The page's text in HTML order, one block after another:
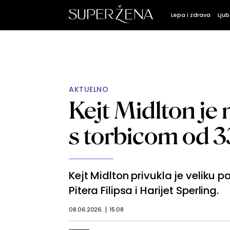
Lepa i zdrava
AKTUELNO
Kejt Midlton je
s torbicom od
Kejt Midlton privukla je veliku
Pitera Filipsa i Harijet Sperling.
08.06.2026. 15:08